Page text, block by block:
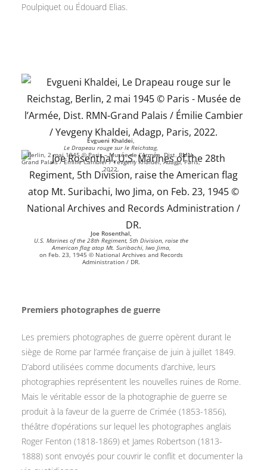
Poulpiquet ou Édouard Elias.
Evgueni Khaldei,
Le Drapeau rouge sur le Reichstag,
Berlin, 2 mai 1945 © Paris – Musée de l’Armée, Dist. RMN-
Grand Palais / Émilie Cambier / Yevgeny Khaldei, Adagp, Paris,
2022.
Joe Rosenthal,
U.S. Marines of the 28th Regiment, 5th Division, raise the
American flag atop Mt. Suribachi, Iwo Jima,
on Feb. 23, 1945 © National Archives and Records
Administration / DR.
Premiers photographes de guerre
Les premiers photographes de guerre opèrent durant le
siège de Rome par l’armée française de juin à juillet 1849.
D’abord utilisées comme documents d’archive, leurs
photographies représentent les nouvelles ruines de Rome.
Mais le véritable essor de la photographie de guerre se
produit à la faveur de la guerre de Crimée (1853-1856),
théâtre d’opérations sur lequel les photographes anglais
Roger Fenton (1818-1869) et James Robertson (1813-
1888) sont envoyés pour couvrir le conflit et documenter la